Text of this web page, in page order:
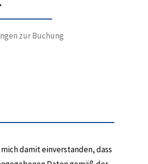
damit einverstanden, dass